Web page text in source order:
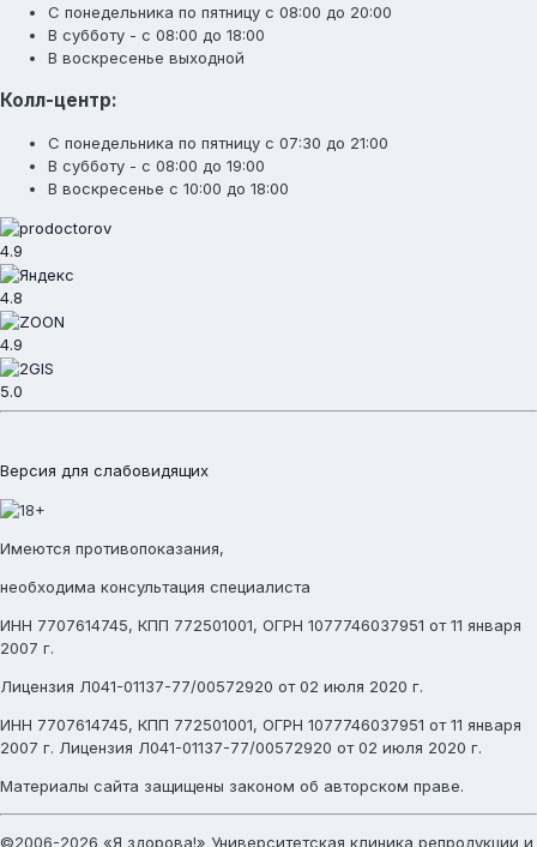
С понедельника по пятницу с 08:00 до 20:00
В субботу - с 08:00 до 18:00
В воскресенье выходной
Колл-центр:
С понедельника по пятницу с 07:30 до 21:00
В субботу - с 08:00 до 19:00
В воскресенье с 10:00 до 18:00
4.9
4.8
4.9
5.0
Версия для слабовидящих
Имеются противопоказания,
необходима консультация специалиста
ИНН 7707614745, КПП 772501001, ОГРН 1077746037951 от 11 января
2007 г.
Лицензия Л041-01137-77/00572920 от 02 июля 2020 г.
ИНН 7707614745, КПП 772501001, ОГРН 1077746037951 от 11 января
2007 г. Лицензия Л041-01137-77/00572920 от 02 июля 2020 г.
Материалы сайта защищены законом об авторском праве.
©2006-2026 «Я здорова!» Университетская клиника репродукции и